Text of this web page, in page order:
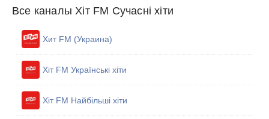
Все каналы Хіт FM Сучасні хіти
Хит FM (Украина)
Хіт FM Українські хіти
Хіт FM Найбільші хіти